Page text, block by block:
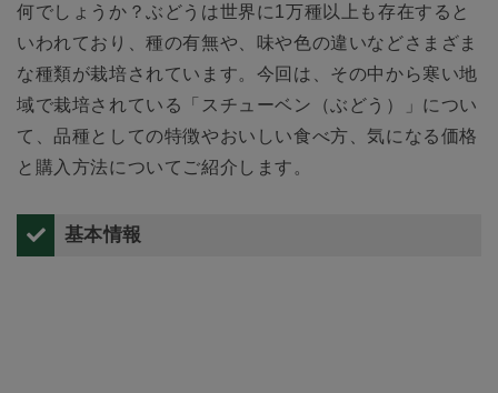
何でしょうか？ぶどうは世界に1万種以上も存在すると
いわれており、種の有無や、味や色の違いなどさまざま
な種類が栽培されています。今回は、その中から寒い地
域で栽培されている「スチューベン（ぶどう）」につい
て、品種としての特徴やおいしい食べ方、気になる価格
と購入方法についてご紹介します。
基本情報